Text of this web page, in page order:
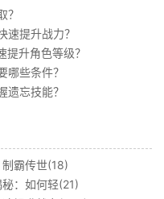
？
速提升战力？
升角色等级？
哪些条件？
遗忘技能？
霸传世(18)
：如何轻(21)